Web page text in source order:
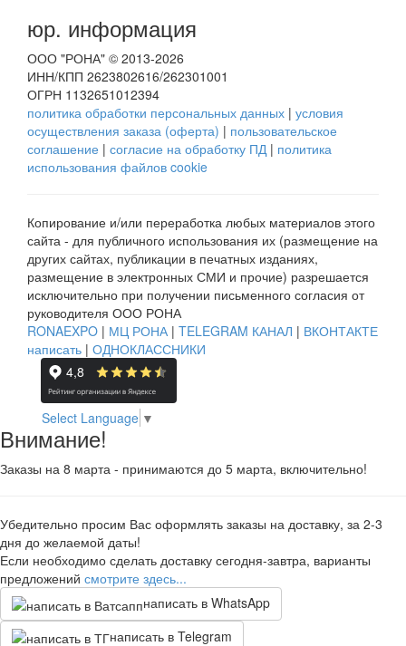
юр. информация
ООО "РОНА" © 2013-2026
ИНН/КПП 2623802616/262301001
ОГРН 1132651012394
политика обработки персональных данных | условия
осуществления заказа (оферта) | пользовательское
соглашение | согласие на обработку ПД| политика
использования файлов cookie
Копирование и/или переработка любых материалов этого
сайта - для публичного использования их (размещение на
других сайтах, публикации в печатных изданиях,
размещение в электронных СМИ и прочие) разрешается
исключительно при получении письменного согласия от
руководителя ООО РОНА
RONAEXPO | МЦ РОНА| TELEGRAM КАНАЛ | ВКОНТАКТЕ
написать | ОДНОКЛАССНИКИ
Select Language ▼
Внимание!
Заказы на 8 марта - принимаются до 5 марта, включительно!
Убедительно просим Вас оформлять заказы на доставку, за 2-3
дня до желаемой даты!
Если необходимо сделать доставку сегодня-завтра, варианты
предложений смотрите здесь...
написать в WhatsApp
написать в Telegram